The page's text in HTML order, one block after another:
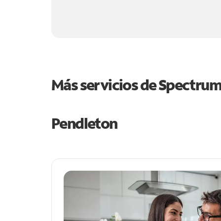
Más servicios de
Pendleton